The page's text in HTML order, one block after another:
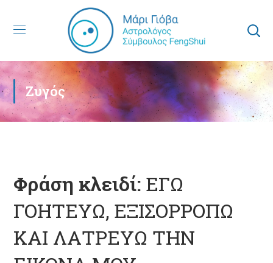
Ζυγός
Φράση κλειδί: ΕΓΩ
ΓΟΗΤΕΥΩ, ΕΞΙΣΟΡΡΟΠΩ
ΚΑΙ ΛΑΤΡΕΥΩ ΤΗΝ